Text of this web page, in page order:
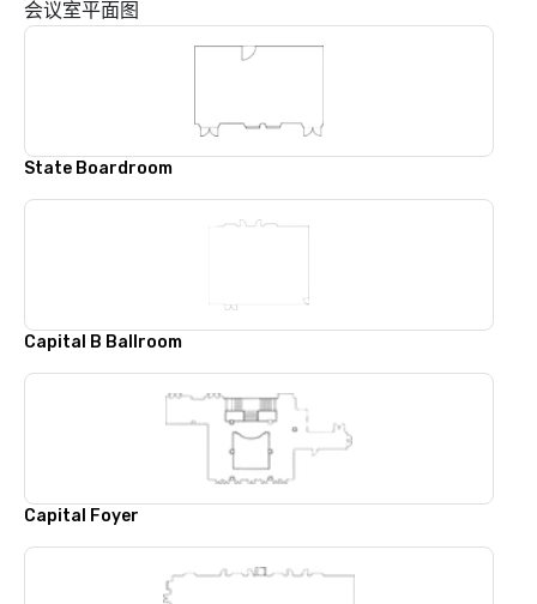
会议室平面图
State Boardroom
Capital B Ballroom
Capital Foyer